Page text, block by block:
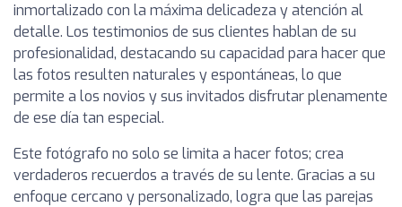
inmortalizado con la máxima delicadeza y atención al
detalle. Los testimonios de sus clientes hablan de su
profesionalidad, destacando su capacidad para hacer que
las fotos resulten naturales y espontáneas, lo que
permite a los novios y sus invitados disfrutar plenamente
de ese día tan especial.
Este fotógrafo no solo se limita a hacer fotos; crea
verdaderos recuerdos a través de su lente. Gracias a su
enfoque cercano y personalizado, logra que las parejas